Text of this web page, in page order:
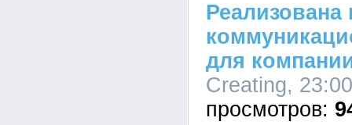
Реализована
для
Creating,